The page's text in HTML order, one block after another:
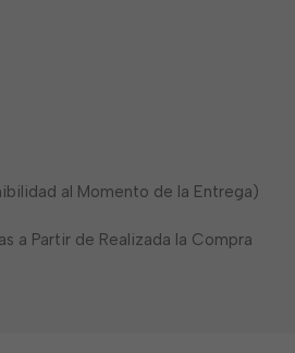
al Momento de la Entrega)
a Partir de Realizada la Compra